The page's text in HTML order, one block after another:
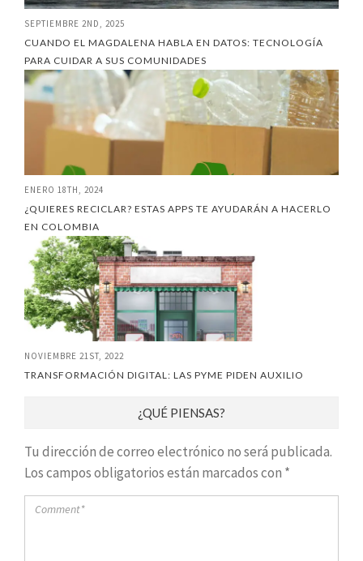
SEPTIEMBRE 2ND, 2025
CUANDO EL MAGDALENA HABLA EN DATOS: TECNOLOGÍA
PARA CUIDAR A SUS COMUNIDADES
ENERO 18TH, 2024
¿QUIERES RECICLAR? ESTAS APPS TE AYUDARÁN A HACERLO
EN COLOMBIA
NOVIEMBRE 21ST, 2022
TRANSFORMACIÓN DIGITAL: LAS PYME PIDEN AUXILIO
¿QUÉ PIENSAS?
Tu dirección de correo electrónico no será publicada.
Los campos obligatorios están marcados con *